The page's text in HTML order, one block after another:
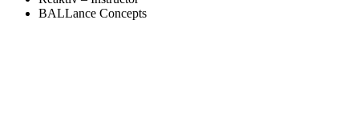
BALLance Concepts